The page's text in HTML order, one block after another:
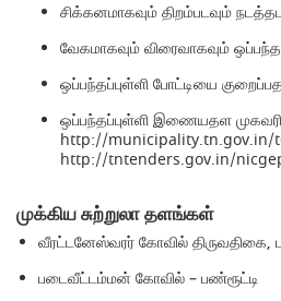
சிக்கனமாகவும் திறம்படவும்
வேகமாகவும் விரைவாகவும்
ஒப்பந்தப்புள்ளி போட்டியை
ஒப்பந்தப்புள்ளி இணையதள முகவரி
http://municipality.tn.gov.in/
http://tntenders.gov.in/
முக்கிய சுற்றுலா தளங்கள்
வீரட்டனேஸ்வரர் கோவில் திருவதிகை,
படைவீட்டம்மன் கோவில் – பண்ரூட்டி